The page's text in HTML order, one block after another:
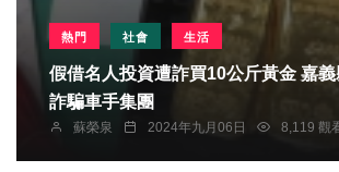
熱門 社會 生活
假借名人投資遭詐買10公斤黃金 嘉
詐騙車手集團
蘇榮泉 2024年九月06日 8,119 觀